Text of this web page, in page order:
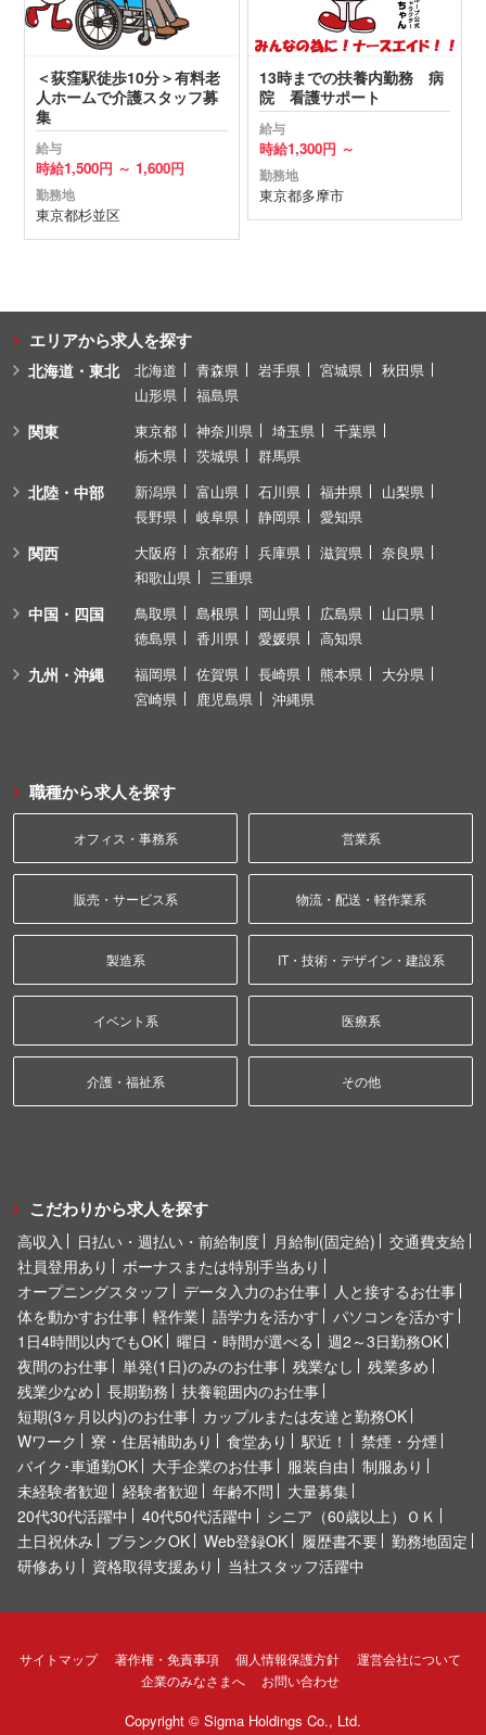
＜荻窪駅徒歩10分＞有料老
人ホームで介護スタッフ募
集
給与
時給1,500円 ～ 1,600円
勤務地
東京都杉並区
13時までの扶養内勤務 病
院 看護サポート
給与
時給1,300円 ～
勤務地
東京都多摩市
エリアから求人を探す
北海道・東北 北海道 青森県 岩手県 宮城県
秋田県
山形県
福島県
関東 東京都 神奈川県 埼玉県
千葉県
栃木県
茨城県 群馬県
北陸・中部 新潟県 富山県 石川県 福井県
山梨県
長野県
岐阜県 静岡県 愛知県
関西 大阪府 京都府 兵庫県 滋賀県
奈良県
和歌山県
三重県
中国・四国 鳥取県 島根県 岡山県 広島県
山口県
徳島県
香川県 愛媛県 高知県
九州・沖縄 福岡県 佐賀県 長崎県 熊本県
大分県
宮崎県
鹿児島県 沖縄県
職種から求人を探す
オフィス・事務系 営業系
販売・サービス系 物流・配送・軽作業系
製造系 IT・技術・デザイン・建設系
イベント系 医療系
介護・福祉系 その他
こだわりから求人を探す
高収入 日払い・週払い・前給制度 月給制(固定給)
交通費支給
社員登用あり
ボーナスまたは特別手当あり
オープニングスタッフ
データ入力のお仕事
人と接するお仕事
体を動かすお仕事
軽作業 語学力を活かす
パソコンを活かす
1日4時間以内でもOK
曜日・時間が選べる
週2～3日勤務OK
夜間のお仕事
単発(1日)のみのお仕事 残業なし
残業多め
残業少なめ
長期勤務
扶養範囲内のお仕事
短期(3ヶ月以内)のお仕事
カップルまたは友達と勤務OK
Wワーク
寮・住居補助あり 食堂あり 駅近！
禁煙・分煙
バイク･車通勤OK
大手企業のお仕事 服装自由
制服あり
未経験者歓迎
経験者歓迎 年齢不問
大量募集
20代30代活躍中
40代50代活躍中
シニア（60歳以上）ＯＫ
土日祝休み
ブランクOK Web登録OK 履歴書不要
勤務地固定
研修あり
資格取得支援あり 当社スタッフ活躍中
サイトマップ 著作権・免責事項 個人情報保護方針
運営会社について
企業のみなさまへ
お問い合わせ
Copyright © Sigma Holdings Co., Ltd.